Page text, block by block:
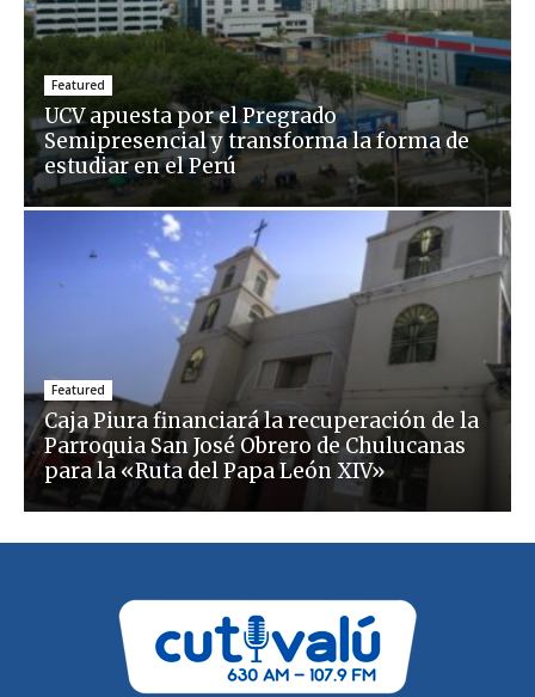
Featured
UCV apuesta por el Pregrado
Semipresencial y transforma la forma de
estudiar en el Perú
Featured
Caja Piura financiará la recuperación de la
Parroquia San José Obrero de Chulucanas
para la «Ruta del Papa León XIV»